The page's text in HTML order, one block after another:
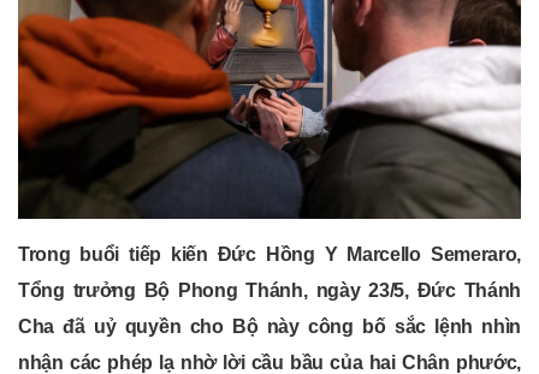
Trong buổi tiếp kiến Đức Hồng Y Marcello Semeraro,
Tổng trưởng Bộ Phong Thánh, ngày 23/5, Đức Thánh
Cha đã uỷ quyền cho Bộ này công bố sắc lệnh nhìn
nhận các phép lạ nhờ lời cầu bầu của hai Chân phước,